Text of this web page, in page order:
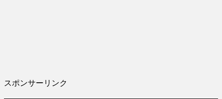
スポンサーリンク